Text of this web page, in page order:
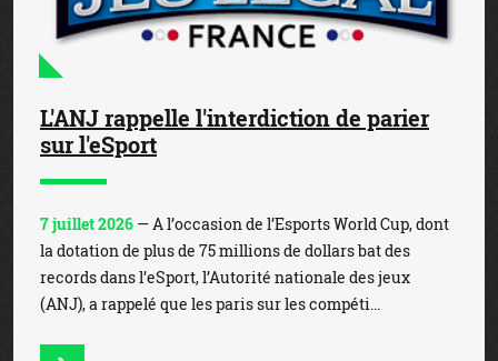
L'ANJ rappelle l'interdiction de parier
sur l'eSport
7 juillet 2026 — A l’occasion de l’Esports World Cup, dont
la dotation de plus de 75 millions de dollars bat des
records dans l’eSport, l’Autorité nationale des jeux
(ANJ), a rappelé que les paris sur les compéti...